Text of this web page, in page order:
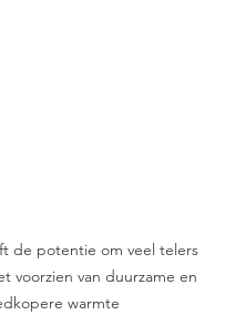
de potentie om veel telers
voorzien van duurzame en
warmte